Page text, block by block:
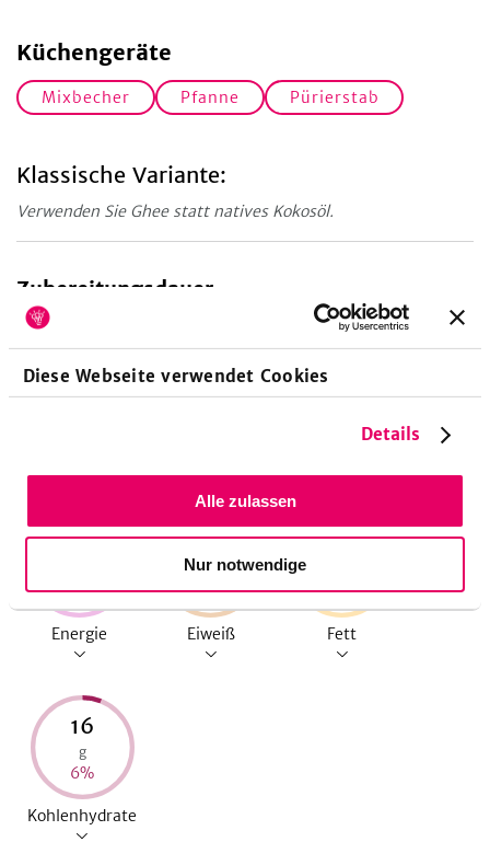
Diese Webseite verwendet Cookies
Details
Alle zulassen
Nur notwendige
Küchengeräte
Mixbecher Pfanne Pürierstab
Klassische Variante:
Verwenden Sie Ghee statt natives Kokosöl.
Zubereitungsdauer
45 Minuten Vorbereitungszeit
Nährwerte pro Portion
368
18%
Energie
19
g
39%
Eiweiß
25
36%
Fett
16
g
6%
Kohlenhydrate